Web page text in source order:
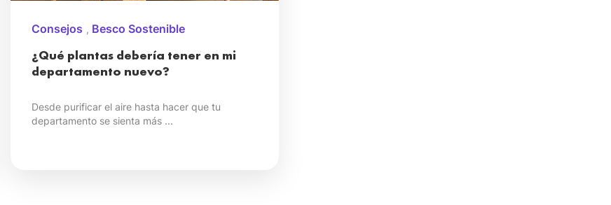
Consejos , Besco Sostenible
¿Qué plantas debería tener en mi
departamento nuevo?
Desde purificar el aire hasta hacer que tu
departamento se sienta más ...